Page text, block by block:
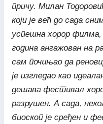
причу. Милан
који је већ до сада
успешна хорор филма,
година ангажован на
сам почињао да
је изгледао као
дешава фестивал
разрушен. А сада,
биоскоп је сређен и